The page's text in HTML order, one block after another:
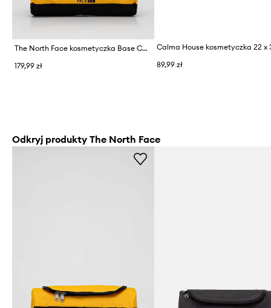
The North Face kosmetyczka Base Camp Travel Canister 5,7L
179,99 zł
Calma House kosmetyczka 22 x
89,99 zł
Odkryj produkty The North Face